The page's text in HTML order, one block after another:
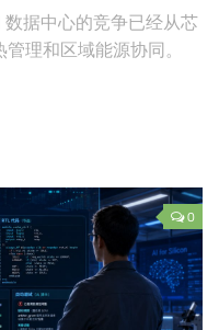
据中心的竞争已经从芯
理和区域能源协同。
0